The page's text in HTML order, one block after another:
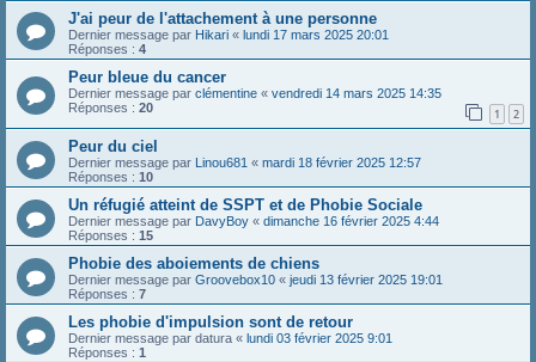
J'ai peur de l'attachement à une personne
Dernier message par Hikari « lundi 17 mars 2025 20:01
Réponses : 4
Peur bleue du cancer
Dernier message par clémentine « vendredi 14 mars 2025 14:35
Réponses : 20 1 2
Peur du ciel
Dernier message par Linou681 « mardi 18 février 2025 12:57
Réponses : 10
Un réfugié atteint de SSPT et de Phobie Sociale
Dernier message par DavyBoy « dimanche 16 février 2025 4:44
Réponses : 15
Phobie des aboiements de chiens
Dernier message par Groovebox10 « jeudi 13 février 2025 19:01
Réponses : 7
Les phobie d'impulsion sont de retour
Dernier message par datura « lundi 03 février 2025 9:01
Réponses : 1